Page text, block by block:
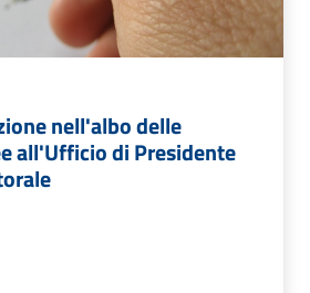
nell'albo delle
all'Ufficio di Presidente